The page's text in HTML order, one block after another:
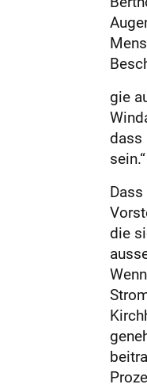
­gie
dass
sein.“
die